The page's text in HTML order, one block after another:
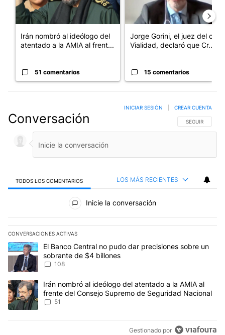
Irán nombró al ideólogo del
atentado a la AMIA al frent...
51 comentarios
Jorge Gorini, el juez del caso
Vialidad, declaró que Cr...
15 comentarios
Conversación SIGA ESTA
SEGUIR
INICIAR SESIÓN CREAR CUENTA
TODOS LOS COMENTARIOS LOS MÁS RECIENTES
Todos los comentarios
Inicie la conversación
CONVERSACIONES ACTIVAS
Este listado muestra los artículos con más comentarios en los
Un artículo de tendencia con el título "El Banco Central no pudo
El Banco Central no pudo dar precisiones sobre un
sobrante de $4 billones
108
Un artículo de tendencia con el título "Irán nombró al ideólogo
Irán nombró al ideólogo del atentado a la AMIA al
frente del Consejo Supremo de Seguridad Nacional
51
Gestionado por